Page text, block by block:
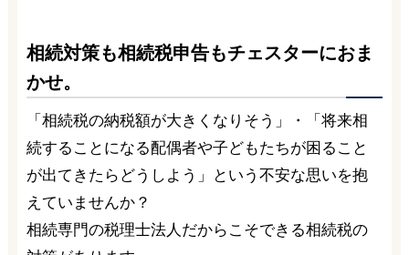
相続対策も相続税申告もチェスターにおま
かせ。
「相続税の納税額が大きくなりそう」・「将来相
続することになる配偶者や子どもたちが困ること
が出てきたらどうしよう」という不安な思いを抱
えていませんか？
相続専門の税理士法人だからこそできる相続税の